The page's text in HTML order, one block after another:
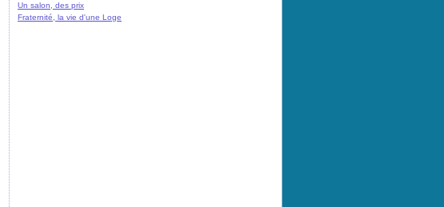
Un salon, des prix
Fraternité, la vie d'une Loge